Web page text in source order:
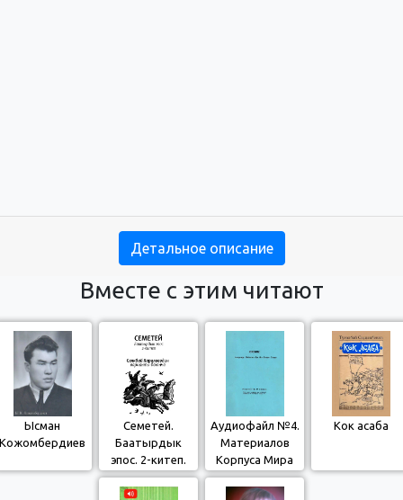
Детальное описание
Вместе с этим читают
Ысман
Кожомбердиев
Семетей.
Баатырдык
эпос. 2-китеп.
Саякбай
Каралаевдин
Аудиофайл №4.
Материалов
Корпуса Мира
для изучения
кыргызского
Кок асаба